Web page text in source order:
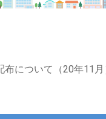
について（20年11月